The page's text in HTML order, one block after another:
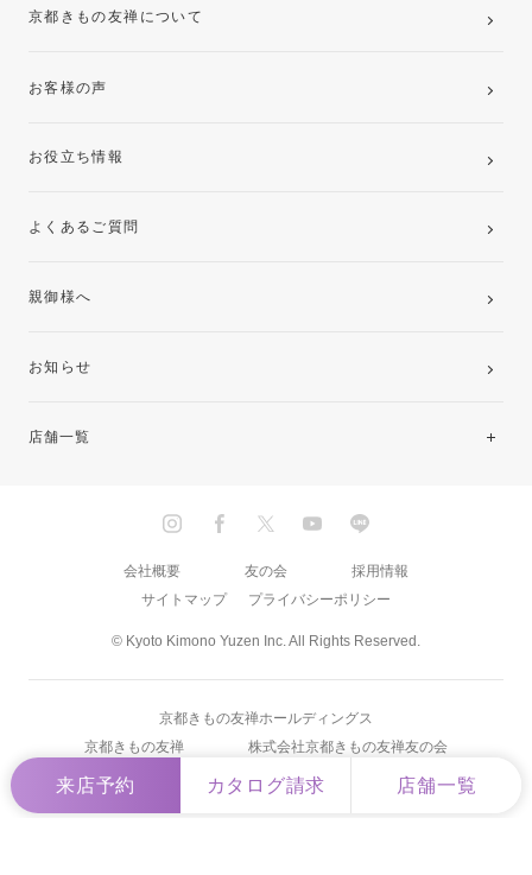
来店予約 カタログ請求 店舗一覧
京都きもの友禅について
お客様の声
お役立ち情報
よくあるご質問
親御様へ
お知らせ
店舗一覧
九州
© Kyoto Kimono Yuzen Inc. All Rights Reserved.
会社概要 友の会
採用情報
サイトマップ
プライバシーポリシー
京都きもの友禅ホールディングス
京都きもの友禅
株式会社京都きもの友禅友の会